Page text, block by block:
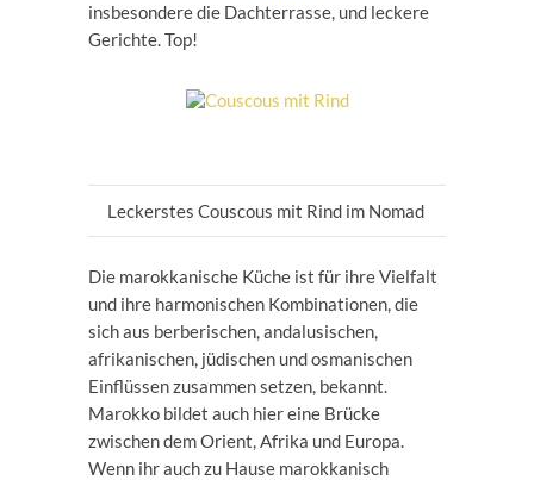
insbesondere die Dachterrasse, und leckere
Gerichte. Top!
Leckerstes Couscous mit Rind im Nomad
Die marokkanische Küche ist für ihre Vielfalt
und ihre harmonischen Kombinationen, die
sich aus berberischen, andalusischen,
afrikanischen, jüdischen und osmanischen
Einflüssen zusammen setzen, bekannt.
Marokko bildet auch hier eine Brücke
zwischen dem Orient, Afrika und Europa.
Wenn ihr auch zu Hause marokkanisch